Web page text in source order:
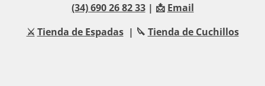
(34) 690 26 82 33| 📩 Email
⚔️ Tienda de Espadas| 🔪 Tienda de Cuchillos